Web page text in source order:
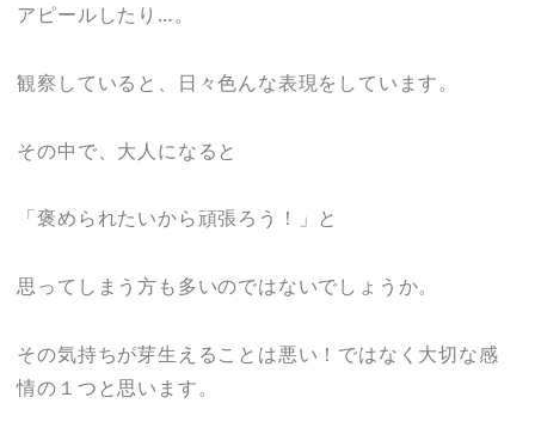
アピールしたり…。
観察していると、日々色んな表現をしています。
その中で、大人になると
「褒められたいから頑張ろう！」と
思ってしまう方も多いのではないでしょうか。
その気持ちが芽生えることは悪い！ではなく大切な感
情の１つと思います。